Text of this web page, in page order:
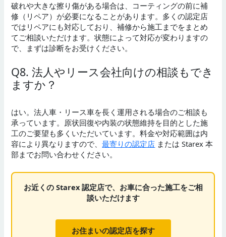
破れや大きな擦り傷がある場合は、コーティングの前に補
修（リペア）が必要になることがあります。多くの認定店
ではリペアにも対応しており、補修から施工までをまとめ
てご相談いただけます。状態によって対応が変わりますの
で、まずは診断をお受けください。
Q8. 法人やリース会社向けの相談もでき
ますか？
はい。法人車・リース車を長く運用される場合のご相談も
承っています。原状回復や内装の状態維持を目的とした施
工のご要望も多くいただいています。料金や対応範囲は内
容により異なりますので、最寄りの認定店 または Starex 本
部までお問い合わせください。
お近くの Starex 認定店で、お車に合った施工をご相
談いただけます
お住まいの認定店を探す